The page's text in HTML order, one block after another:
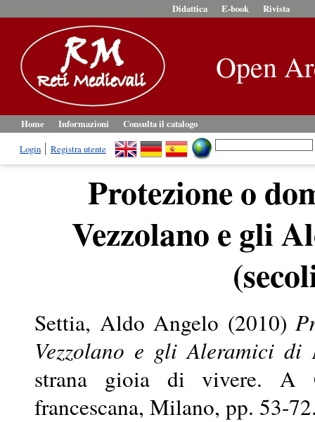
Didattica E-book Rivista
Open
Home Informazioni
Consulta il catalogo
Login
Registra utente
Protezione o
Vezzolano e gli
Settia, Aldo Angelo (2010)
Vezzolano e gli Aleramici
strana gioia di vivere. A
francescana, Milano, pp. 53-